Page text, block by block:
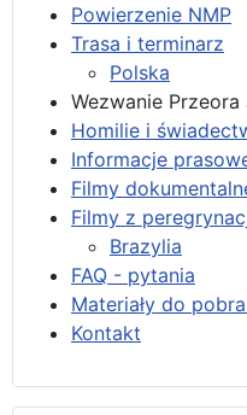
Powierzenie NMP
Trasa i terminarz
Polska
Wezwanie
Homilie i
Informacje
Filmy
Filmy z
Brazylia
FAQ - pytania
Materiały do
Kontakt